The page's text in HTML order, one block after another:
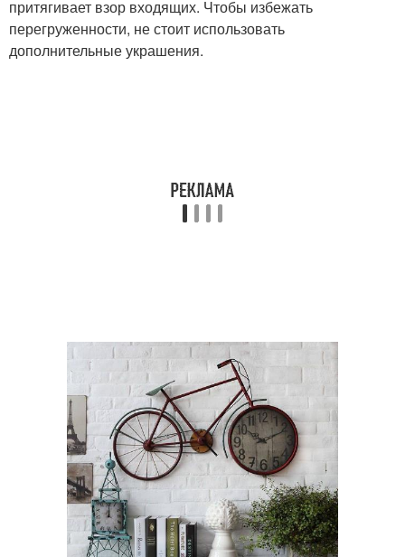
притягивает взор входящих. Чтобы избежать
перегруженности, не стоит использовать
дополнительные украшения.